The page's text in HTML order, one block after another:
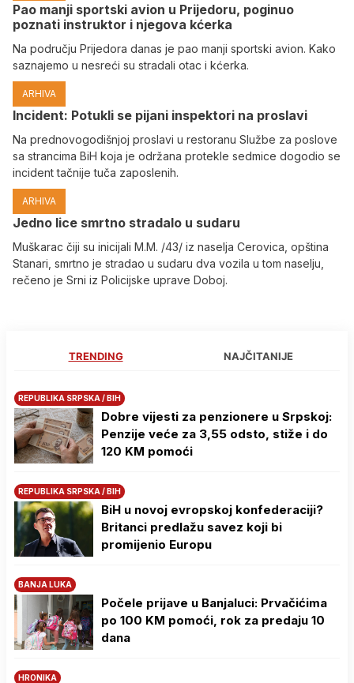
Pao manji sportski avion u Prijedoru, poginuo
poznati instruktor i njegova kćerka
Na području Prijedora danas je pao manji sportski avion. Kako
saznajemo u nesreći su stradali otac i kćerka.
ARHIVA
Incident: Potukli se pijani inspektori na proslavi
Na prednovogodišnjoj proslavi u restoranu Službe za poslove
sa strancima BiH koja je održana protekle sedmice dogodio se
incident tačnije tuča zaposlenih.
ARHIVA
Јedno lice smrtno stradalo u sudaru
Muškarac čiji su inicijali M.M. /43/ iz naselja Cerovica, opština
Stanari, smrtno je stradao u sudaru dva vozila u tom naselju,
rečeno je Srni iz Policijske uprave Doboj.
TRENDING NAJČITANIJE
REPUBLIKA SRPSKA / BIH
Dobre vijesti za penzionere u Srpskoj:
Penzije veće za 3,55 odsto, stiže i do
120 KM pomoći
REPUBLIKA SRPSKA / BIH
BiH u novoj evropskoj konfederaciji?
Britanci predlažu savez koji bi
promijenio Europu
BANJA LUKA
Počele prijave u Banjaluci: Prvačićima
po 100 KM pomoći, rok za predaju 10
dana
HRONIKA